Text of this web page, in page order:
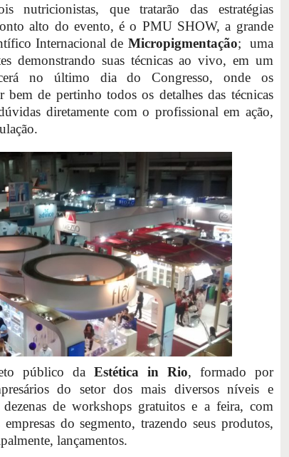
nutricionistas, que tratarão das estratégias
alto do evento, é o PMU SHOW, a grande
Internacional de Micropigmentação; uma
demonstrando suas técnicas ao vivo, em um
no último dia do Congresso, onde os
de pertinho todos os detalhes das técnicas
diretamente com o profissional em ação,
público da Estética in Rio, formado por
do setor dos mais diversos níveis e
de workshops gratuitos e a feira, com
empresas do segmento, trazendo seus produtos,
lançamentos.